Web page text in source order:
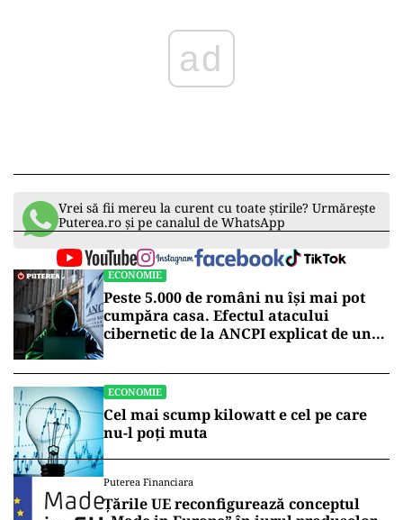
Vrei să fii mereu la curent cu toate știrile? Urmărește
Puterea.ro și pe canalul de WhatsApp
ECONOMIE
Peste 5.000 de români nu își mai pot
cumpăra casa. Efectul atacului
cibernetic de la ANCPI explicat de un
ECONOMIE
Cel mai scump kilowatt e cel pe care
nu-l poți muta
Puterea Financiara
Țările UE reconfigurează conceptul